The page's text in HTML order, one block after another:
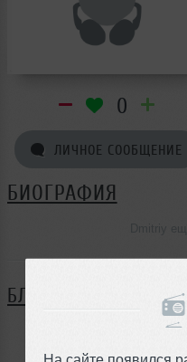
На сайте появился
0
ЛИЧНОЕ СООБЩЕНИЕ
БИОГРАФИЯ
БЛОГ